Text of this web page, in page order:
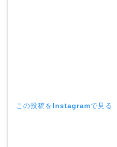
この投稿をInstagramで見る